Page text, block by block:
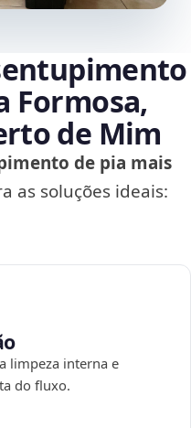
Formosa,
de Mim
de pia mais
as soluções ideais:
limpeza interna e
do fluxo.